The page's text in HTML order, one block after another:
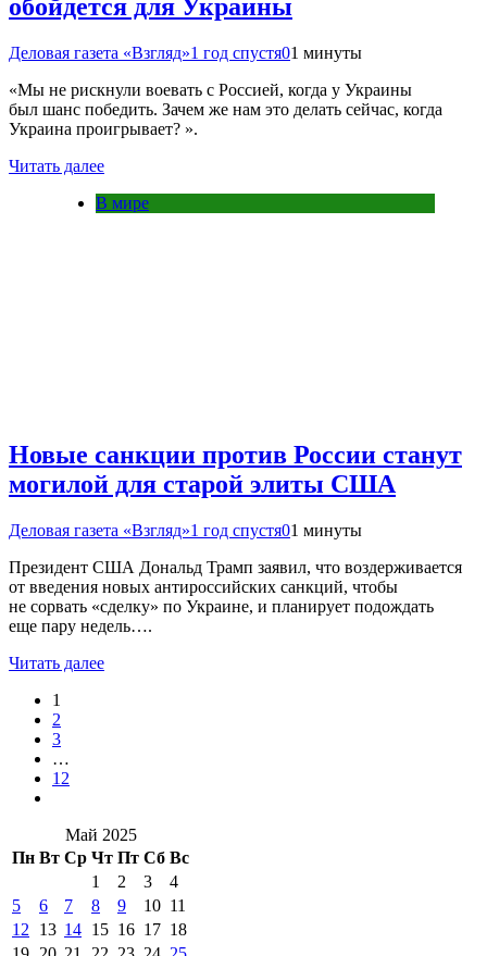
обойдется для Украины
Деловая газета «Взгляд»1 год спустя01 минуты
«Мы не рискнули воевать с Россией, когда у Украины
был шанс победить. Зачем же нам это делать сейчас, когда
Украина проигрывает? ».
Читать далее
В мире
Новые санкции против России станут
могилой для старой элиты США
Деловая газета «Взгляд»1 год спустя01 минуты
Президент США Дональд Трамп заявил, что воздерживается
от введения новых антироссийских санкций, чтобы
не сорвать «сделку» по Украине, и планирует подождать
еще пару недель….
Читать далее
1
2
3
…
12
Май 2025
Пн Вт Ср Чт Пт Сб Вс
1
2 3
4
5
6 7 8 9 10 11
12
13 14 15 16 17 18